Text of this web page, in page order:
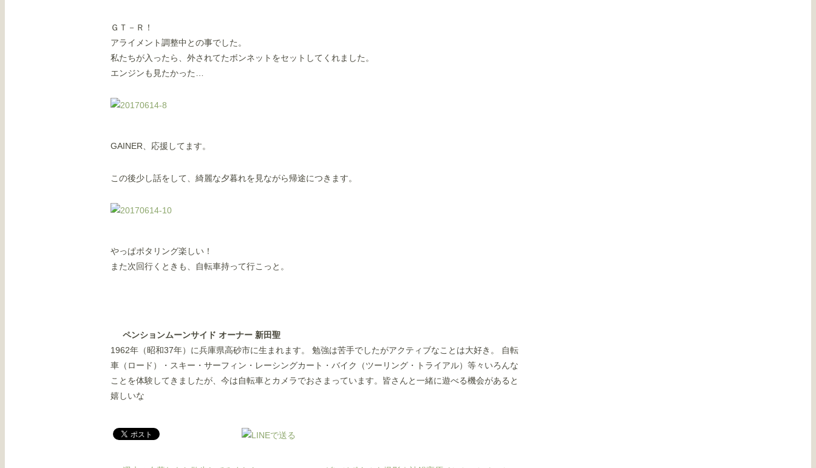
ＧＴ－Ｒ！
アライメント調整中との事でした。
私たちが入ったら、外されてたボンネットをセットしてくれました。
エンジンも見たかった…
GAINER、応援してます。
この後少し話をして、綺麗な夕暮れを見ながら帰途につきます。
やっぱポタリング楽しい！
また次回行くときも、自転車持って行こっと。
ペンションムーンサイド オーナー 新田聖
1962年（昭和37年）に兵庫県高砂市に生まれます。 勉強は苦手でしたがアクティブなことは大好き。 自転
車（ロード）・スキー・サーフィン・レーシングカート・バイク（ツーリング・トライアル）等々いろんな
ことを体験してきましたが、今は自転車とカメラでおさまっています。皆さんと一緒に遊べる機会があると
嬉しいな